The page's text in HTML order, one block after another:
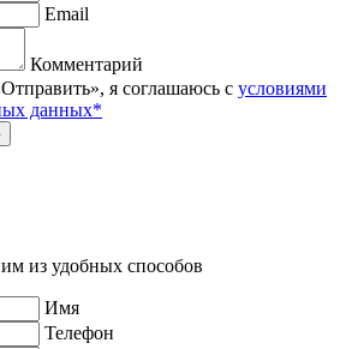
Email
Комментарий
я соглашаюсь с условиями
данных*
из удобных способов
Имя
Телефон